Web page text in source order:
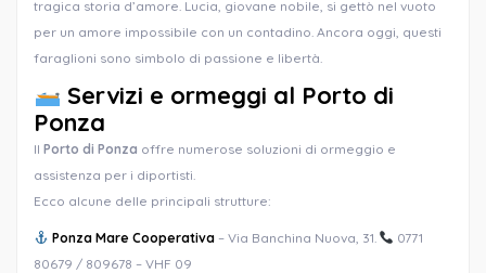
tragica storia d’amore. Lucia, giovane nobile, si gettò nel vuoto
per un amore impossibile con un contadino. Ancora oggi, questi
faraglioni sono simbolo di passione e libertà.
Servizi e ormeggi al Porto di
Ponza
Il Porto di Ponza offre numerose soluzioni di ormeggio e
assistenza per i diportisti.
Ecco alcune delle principali strutture:
Ponza Mare Cooperativa– Via Banchina Nuova, 31.
0771
80679 / 809678 – VHF 09